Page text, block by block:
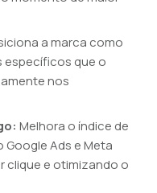
a marca como
específicos que o
nos
Melhora o índice de
Ads e Meta
clique e otimizando o